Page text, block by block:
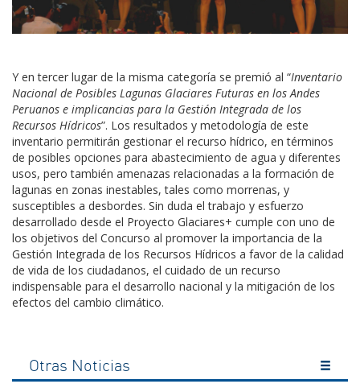
Y en tercer lugar de la misma categoría se premió al “Inventario
Nacional de Posibles Lagunas Glaciares Futuras en los Andes
Peruanos e implicancias para la Gestión Integrada de los
Recursos Hídricos”. Los resultados y metodología de este
inventario permitirán gestionar el recurso hídrico, en términos
de posibles opciones para abastecimiento de agua y diferentes
usos, pero también amenazas relacionadas a la formación de
lagunas en zonas inestables, tales como morrenas, y
susceptibles a desbordes. Sin duda el trabajo y esfuerzo
desarrollado desde el Proyecto Glaciares+ cumple con uno de
los objetivos del Concurso al promover la importancia de la
Gestión Integrada de los Recursos Hídricos a favor de la calidad
de vida de los ciudadanos, el cuidado de un recurso
indispensable para el desarrollo nacional y la mitigación de los
efectos del cambio climático.
Otras Noticias